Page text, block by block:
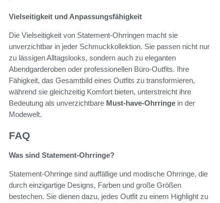
Vielseitigkeit und Anpassungsfähigkeit
Die Vielseitigkeit von Statement-Ohrringen macht sie
unverzichtbar in jeder Schmuckkollektion. Sie passen nicht nur
zu lässigen Alltagslooks, sondern auch zu eleganten
Abendgarderoben oder professionellen Büro-Outfits. Ihre
Fähigkeit, das Gesamtbild eines Outfits zu transformieren,
während sie gleichzeitig Komfort bieten, unterstreicht ihre
Bedeutung als unverzichtbare Must-have-Ohrringe in der
Modewelt.
FAQ
Was sind Statement-Ohrringe?
Statement-Ohrringe sind auffällige und modische Ohrringe, die
durch einzigartige Designs, Farben und große Größen
bestechen. Sie dienen dazu, jedes Outfit zu einem Highlight zu